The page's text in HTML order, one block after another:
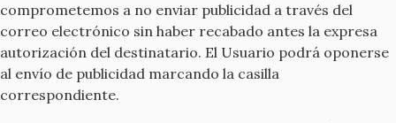
comprometemos a no enviar publicidad a través del
correo electrónico sin haber recabado antes la expresa
autorización del destinatario. El Usuario podrá oponerse
al envío de publicidad marcando la casilla
correspondiente.